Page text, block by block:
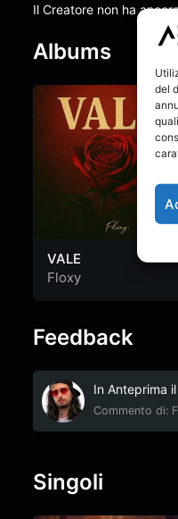
del
Il Creatore non ha
Albums
VALE
Floxy
Feedback
In Anteprima
Commento di:
Singoli